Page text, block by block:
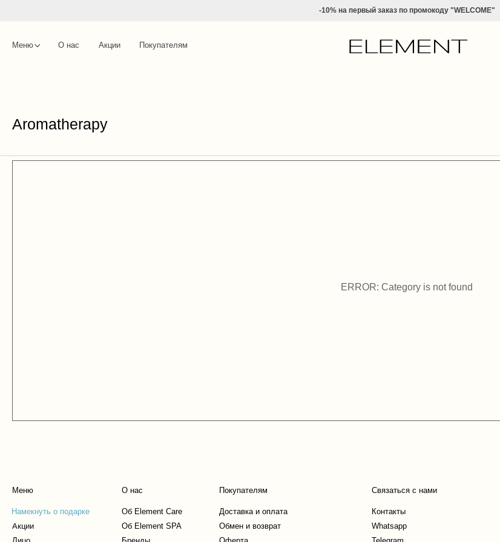
-10% напервый заказ по промокоду "WELCOME"
Меню О нас Акции Покупателям
Aromatherapy
ERROR: Category is not found
Меню
Акции
О нас
Об Element Care
Об Element SPA
Покупателям
Доставка и оплата
Обмен и возврат
Связаться с нами
Контакты
Whatsapp
Намекнуть о подарке